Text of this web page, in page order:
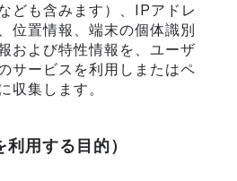
ども含みます）、IPアドレ
位置情報、端末の個体識別
および特性情報を、ユーザ
サービスを利用しまたはペ
収集します。
用する目的）